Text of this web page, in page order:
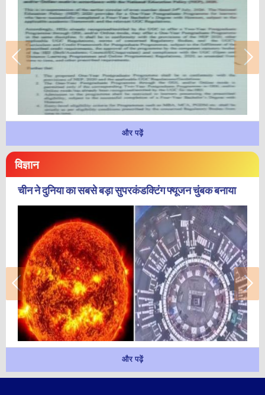
और पढ़ें
विज्ञान
चीन ने दुनिया का सबसे बड़ा सुपरकंडक्टिंग फ्यूजन चुंबक बनाया
और पढ़ें